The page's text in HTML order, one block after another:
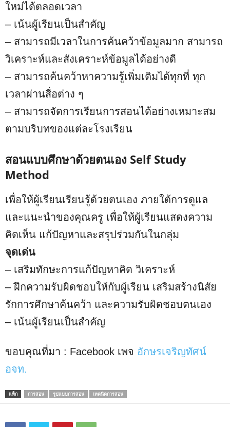
ใหม่ได้ตลอดเวลา
– เน้นผู้เรียนเป็นสำคัญ
– สามารถมีเวลาในการค้นคว้าข้อมูลมาก สามารถ
วิเคราะห์และสังเคราะห์ข้อมูลได้อย่างดี
– สามารถค้นคว้าหาความรู้เพิ่มเติมได้ทุกที่ ทุก
เวลาผ่านสื่อต่าง ๆ
– สามารถจัดการเรียนการสอนได้อย่างเหมาะสม
ตามบริบทของแต่ละโรงเรียน
สอนแบบศึกษาด้วยตนเอง Self Study
Method
เพื่อให้ผู้เรียนเรียนรู้ด้วยตนเอง ภายใต้การดูแล
และแนะนำของคุณครู เพื่อให้ผู้เรียนแสดงความ
คิดเห็น แก้ปัญหาและสรุปร่วมกันในกลุ่ม
จุดเด่น
– เสริมทักษะการแก้ปัญหาคิด วิเคราะห์
– ฝึกความรับผิดชอบให้กับผู้เรียน เสริมสร้างนิสัย
รักการศึกษาค้นคว้า และความรับผิดชอบตนเอง
– เน้นผู้เรียนเป็นสำคัญ
ขอบคุณที่มา : Facebook เพจ อักษรเจริญทัศน์
อจท.
แท็ก การสอน รูปแบบการสอน เทคนิคการสอน